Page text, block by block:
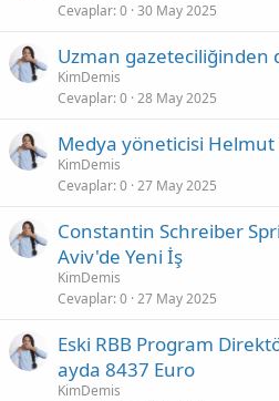
Cevaplar 0 30 May 2025
Uzman gazeteciliğinden
KimDemis
Cevaplar 0 28 May 2025
Medya yöneticisi
KimDemis
Cevaplar 0 27 May 2025
Constantin Schreiber
Aviv'de Yeni İş
KimDemis
Cevaplar 0 27 May 2025
Eski RBB Program
ayda 8437 Euro
KimDemis